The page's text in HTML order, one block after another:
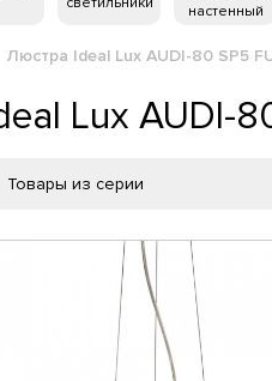
настенный
Люстра Ideal Lux AUDI-80 SP5
Lux AUDI-
Товары из серии